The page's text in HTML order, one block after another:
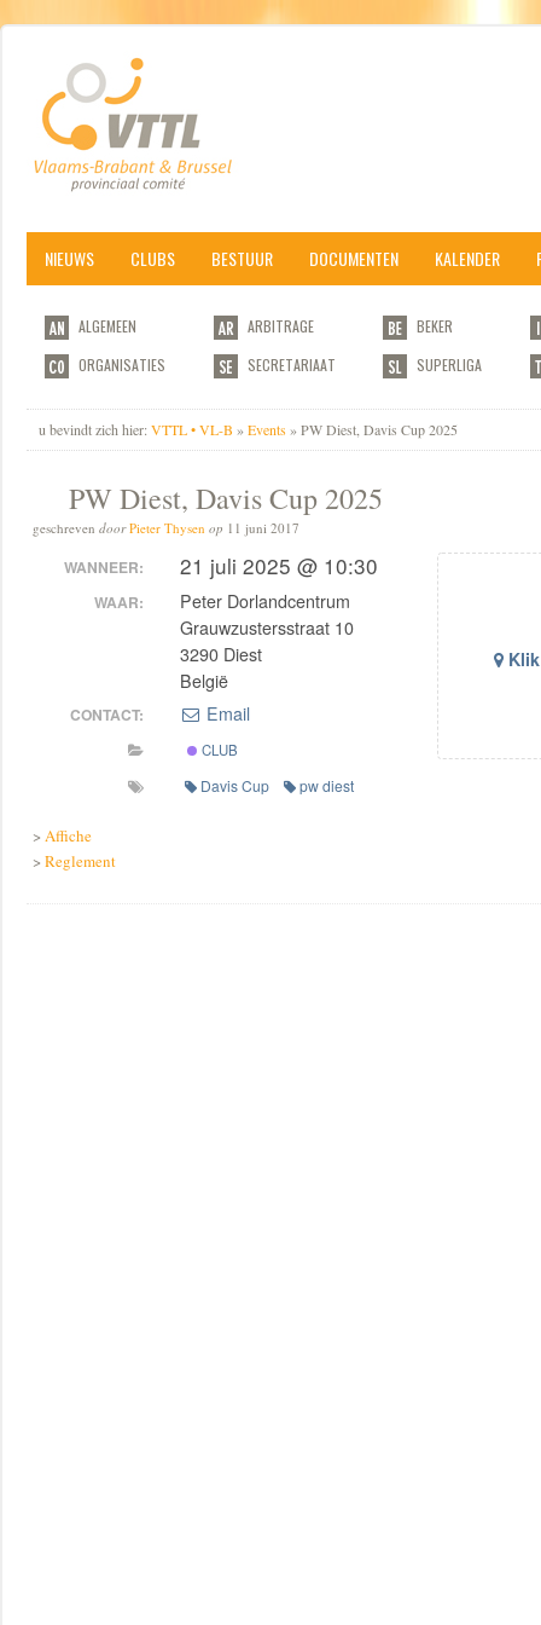
NIEUWS CLUBS BESTUUR DOCUMENTEN KALENDER
ALGEMEEN ARBITRAGE
BEKER
ORGANISATIES
SECRETARIAAT SUPERLIGA
u bevindt zich hier: VTTL • VL-B »Events» PW Diest, Davis Cup 2025
PW Diest, Davis Cup 2025
geschreven door Pieter Thysen op 11 juni 2017
Klik
WANNEER: 21 juli 2025 @ 10:30
WAAR:
Peter Dorlandcentrum
Grauwzustersstraat 10
3290 Diest
België
CONTACT: Email
CLUB
Davis Cup pw diest
> Affiche
> Reglement